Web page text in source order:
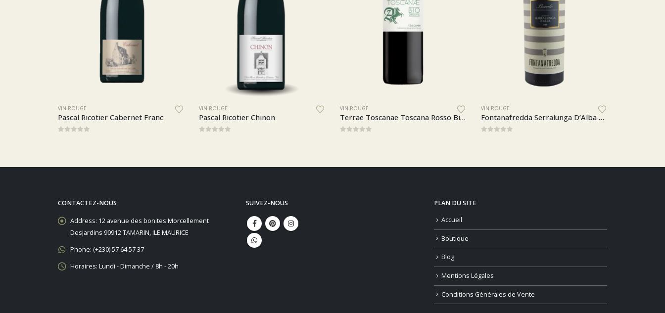
Ricotier Cabernet Franc Pascal Ricotier Chinon Terrae Toscanae Toscana Rosso Bio/Biologique Cantina dei Vini Tipici dell’Aretino Fontanafredda Serralunga D’Alba Barolo DOCG Renaissance 2018
CONTACTEZ-NOUS
Address: 12 avenue des bonites Morcellement
Desjardins 90912 TAMARIN, ILE MAURICE
Phone: (+230) 57 64 57 37
Horaires: Lundi - Dimanche / 8h - 20h
SUIVEZ-NOUS
PLAN DU SITE
Accueil
Boutique
Blog
Mentions Légales
Conditions Générales de Vente